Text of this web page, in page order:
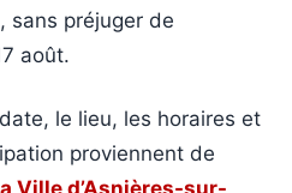
sans préjuger de
août.
le lieu, les horaires et
proviennent de